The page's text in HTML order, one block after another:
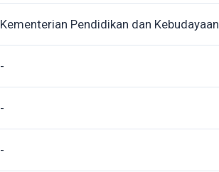
Kementerian Pendidikan dan Kebudayaan
-
-
-